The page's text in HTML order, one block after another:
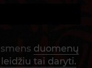
duomenų
tai daryti.